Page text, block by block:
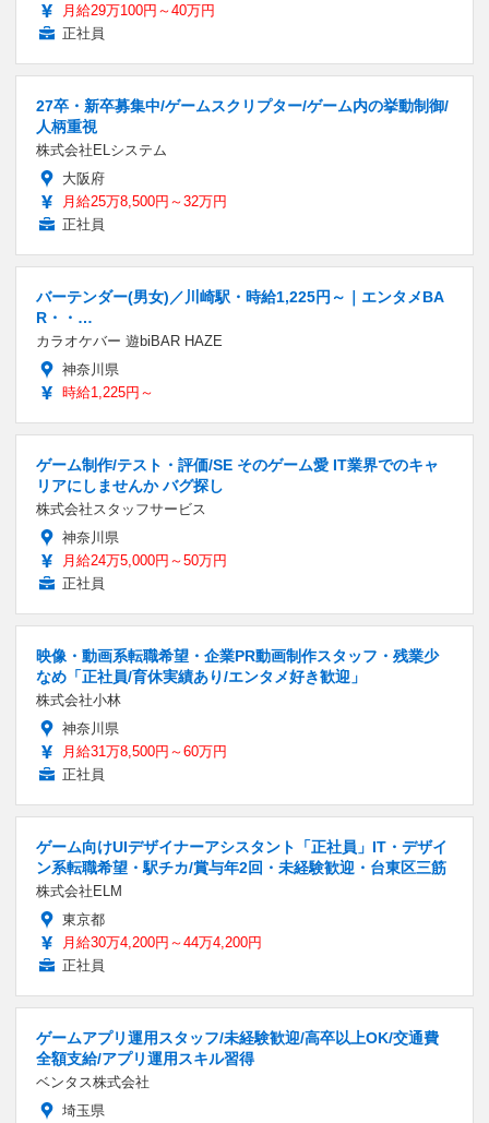
月給29万100円～40万円
正社員
27卒・新卒募集中/ゲームスクリプター/ゲーム内の挙動制御/
人柄重視
株式会社ELシステム
大阪府
月給25万8,500円～32万円
正社員
バーテンダー(男女)／川崎駅・時給1,225円～｜エンタメBA
R・・…
カラオケバー 遊biBAR HAZE
神奈川県
時給1,225円～
ゲーム制作/テスト・評価/SE そのゲーム愛 IT業界でのキャ
リアにしませんか バグ探し
株式会社スタッフサービス
神奈川県
月給24万5,000円～50万円
正社員
映像・動画系転職希望・企業PR動画制作スタッフ・残業少
なめ「正社員/育休実績あり/エンタメ好き歓迎」
株式会社小林
神奈川県
月給31万8,500円～60万円
正社員
ゲーム向けUIデザイナーアシスタント「正社員」IT・デザイ
ン系転職希望・駅チカ/賞与年2回・未経験歓迎・台東区三筋
株式会社ELM
東京都
月給30万4,200円～44万4,200円
正社員
ゲームアプリ運用スタッフ/未経験歓迎/高卒以上OK/交通費
全額支給/アプリ運用スキル習得
ベンタス株式会社
埼玉県